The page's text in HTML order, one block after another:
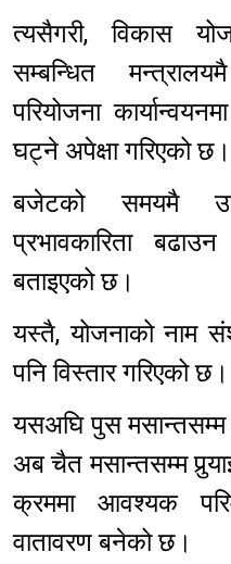
त्यसैगरी, विकास
सम्बन्धित
परियोजना
घट्ने अपेक्षा गरिएको छ।
बजेटको समयमै
प्रभावकारिता
बताइएको छ।
यस्तै, योजनाको नाम
पनि विस्तार गरिएको छ।
यसअघि पुस मसान्तसम्म
अब चैत मसान्तसम्म
क्रममा आवश्यक
वातावरण बनेको छ।